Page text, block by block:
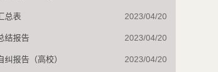
2023/04/20
总表
2023/04/20
结报告
2023/04/20
报告（高校）